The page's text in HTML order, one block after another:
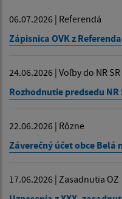
06.07.2026 | Referendá
Zápisnica OVK z
24.06.2026 | Voľby do NR SR
Rozhodnutie predsedu NR
22.06.2026 | Rôzne
Záverečný účet obce Belá
17.06.2026 | Zasadnutia OZ